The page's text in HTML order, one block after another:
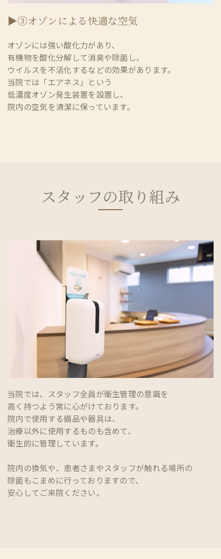
▶③オゾンによる快適な空気
オゾンには強い酸化力があり、
有機物を酸化分解して消臭や除菌し、
ウイルスを不活化するなどの効果があります。
当院では「エアネス」という
低濃度オゾン発生装置を設置し、
院内の空気を清潔に保っています。
スタッフの取り組み
当院では、スタッフ全員が衛生管理の意識を
高く持つよう常に心がけております。
院内で使用する備品や器具は、
治療以外に使用するものも含めて、
衛生的に管理しています。
院内の換気や、患者さまやスタッフが触れる場所の
除菌もこまめに行っておりますので、
安心してご来院ください。